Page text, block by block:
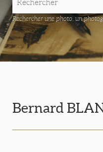
Rechercher une photo, un
Bernard